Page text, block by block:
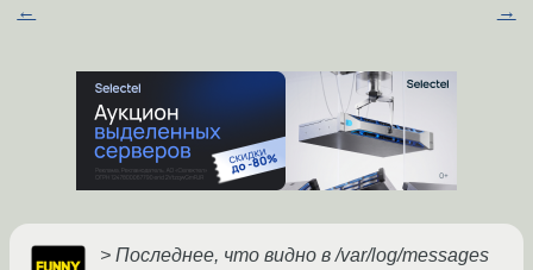
← →
> Последнее, что видно в /var/log/messages